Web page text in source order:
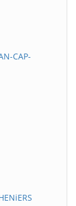
CAP-